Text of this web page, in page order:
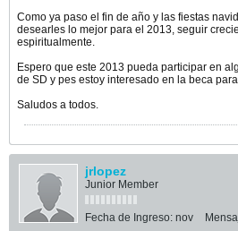
Como ya paso el fin de año y las fiestas
desearles lo mejor para el 2013, seguir
espiritualmente.
Espero que este 2013 pueda participar en
de SD y pes estoy interesado en la beca
Saludos a todos.
jrlopez
Junior Member
Fecha de Ingreso: nov